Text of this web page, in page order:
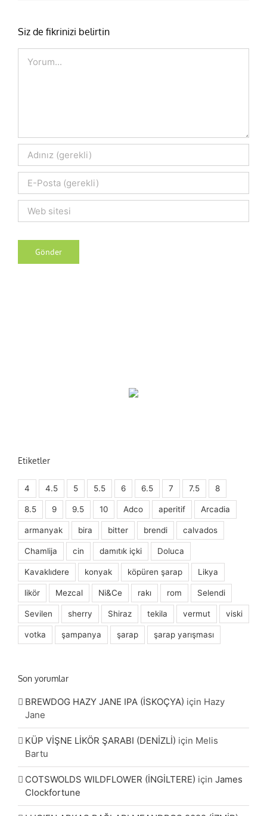
Siz de fikrinizi belirtin
Etiketler
4 4.5 5 5.5 6 6.5 7 7.5 8
8.5 9 9.5 10 Adco aperitif Arcadia
armanyak bira bitter brendi calvados
Chamlija cin damıtık içki Doluca
Kavaklıdere konyak köpüren şarap Likya
likör Mezcal Ni&Ce rakı rom Selendi
Sevilen sherry Shiraz tekila vermut viski
votka şampanya şarap şarap yarışması
Son yorumlar
BREWDOG HAZY JANE IPA (İSKOÇYA) için Hazy
Jane
KÜP VİŞNE LİKÖR ŞARABI (DENİZLİ) için Melis
Bartu
COTSWOLDS WILDFLOWER (İNGİLTERE) için James
Clockfortune